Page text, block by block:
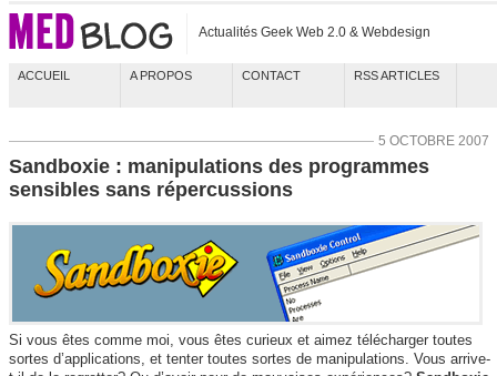
Actualités Geek Web 2.0 & Webdesign
ACCUEIL A PROPOS CONTACT RSS ARTICLES
5 OCTOBRE 2007
Sandboxie : manipulations des programmes
sensibles sans répercussions
Si vous êtes comme moi, vous êtes curieux et aimez télécharger toutes
sortes d’applications, et tenter toutes sortes de manipulations. Vous arrive-